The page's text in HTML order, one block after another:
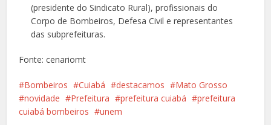
(presidente do Sindicato Rural), profissionais do
Corpo de Bombeiros, Defesa Civil e representantes
das subprefeituras.
Fonte: cenariomt
Bombeiros Cuiabá destacamos
Mato Grosso
novidade
Prefeitura prefeitura cuiabá
prefeitura
cuiabá bombeiros
unem